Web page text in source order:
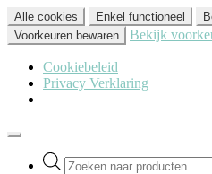
Alle cookies Enkel functioneel
Voorkeuren bewaren
Bekijk
Cookiebeleid
Privacy Verklaring